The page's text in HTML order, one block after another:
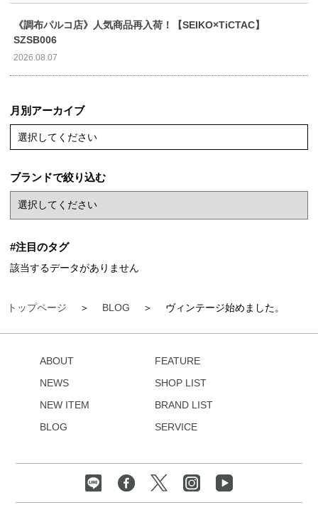
トップページ BLOG ヴィンテージ始めました。
《調布パルコ店》人気商品再入荷！【SEIKO×TiCTAC】
SZSB006
2026.08.07
月別アーカイブ
選択してください
ブランドで絞り込む
#注目のタグ
該当するデータがありません
ABOUT
NEWS
NEW ITEM
BLOG
FEATURE
SHOP LIST
BRAND LIST
SERVICE